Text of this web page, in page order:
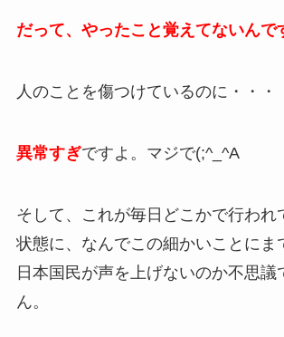
だって、やったこと覚えてないんで
人のことを傷つけているのに・・・
異常すぎですよ。マジで(;^_^A
そして、これが毎日どこかで行われ
状態に、なんでこの細かいことにま
日本国民が声を上げないのか不思議
ん。